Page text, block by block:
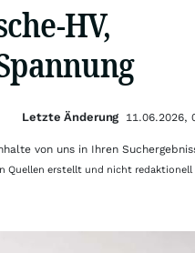
HV,
Letzte Änderung 11.06.2026,
von uns in Ihren
Quellen erstellt und nicht redaktionell